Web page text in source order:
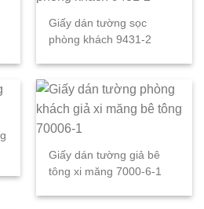
Giấy dán tường sọc
phòng khách 9431-2
Giấy dán tường giả bê
tông xi măng 7000-6-1